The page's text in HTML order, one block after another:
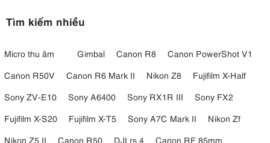
Tìm kiếm nhiều
Micro thu âm Gimbal Canon R8
Canon PowerShot V1
Canon R50V
Canon R6 Mark II Nikon Z8
Fujifilm X-Half
Sony ZV-E10
Sony A6400 Sony RX1R III
Sony FX2
Fujifilm X-S20
Fujifilm X-T5 Sony A7C Mark II
Nikon Zf
Nikon Z5 II
Canon R50 DJI rs 4
Canon RF 85mm